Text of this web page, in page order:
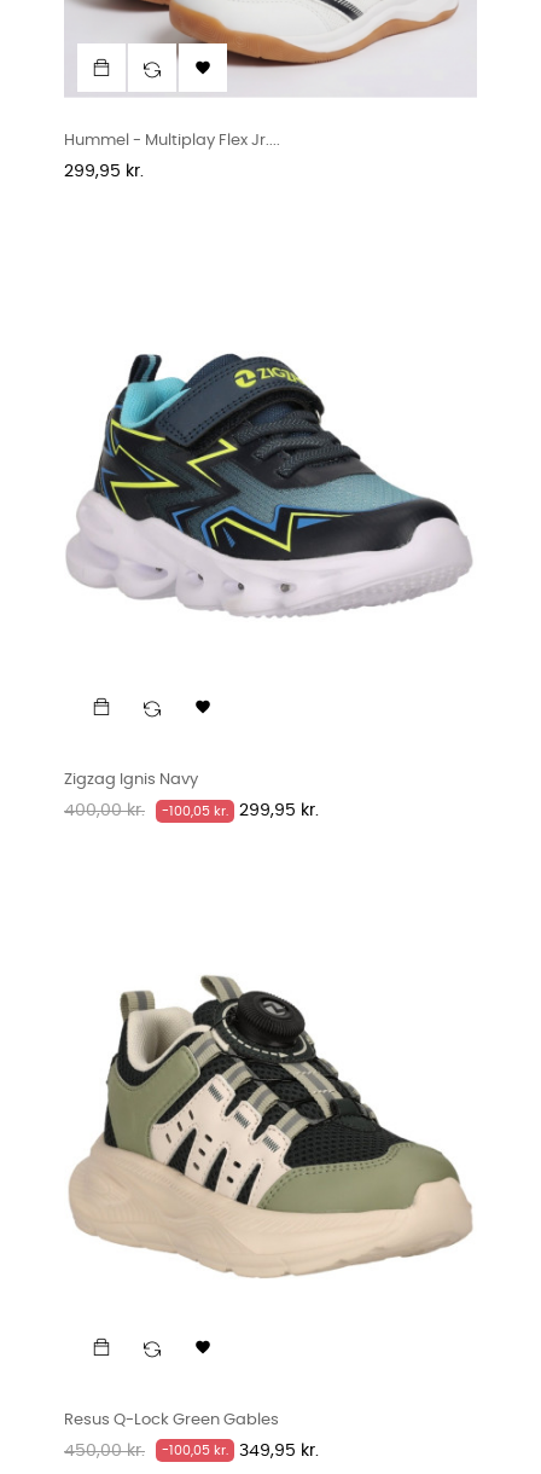

Hummel - Multiplay Flex Jr....
Pris
299,95 kr.

Zigzag Ignis Navy
Normalpris
400,00 kr. -100,05 kr. Pris
299,95 kr.

Resus Q-Lock Green Gables
Normalpris
450,00 kr. -100,05 kr. Pris
349,95 kr.